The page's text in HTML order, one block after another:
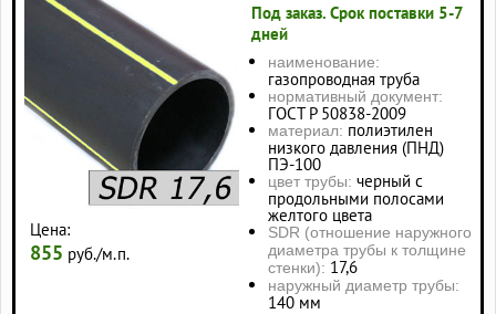
Цена:
855 руб./м.п.
Под заказ. Срок поставки 5-7
дней
наименование:
газопроводная труба
нормативный документ:
ГОСТ Р 50838-2009
материал: полиэтилен
низкого давления (ПНД)
ПЭ-100
цвет трубы: черный с
продольными полосами
желтого цвета
SDR (отношение наружного
диаметра трубы к толщине
стенки): 17,6
наружный диаметр трубы:
140 мм